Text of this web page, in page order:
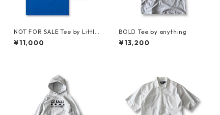
NOT FOR SALE Tee by Little
Yarmouth
¥11,000
BOLD Tee by anything
¥13,200